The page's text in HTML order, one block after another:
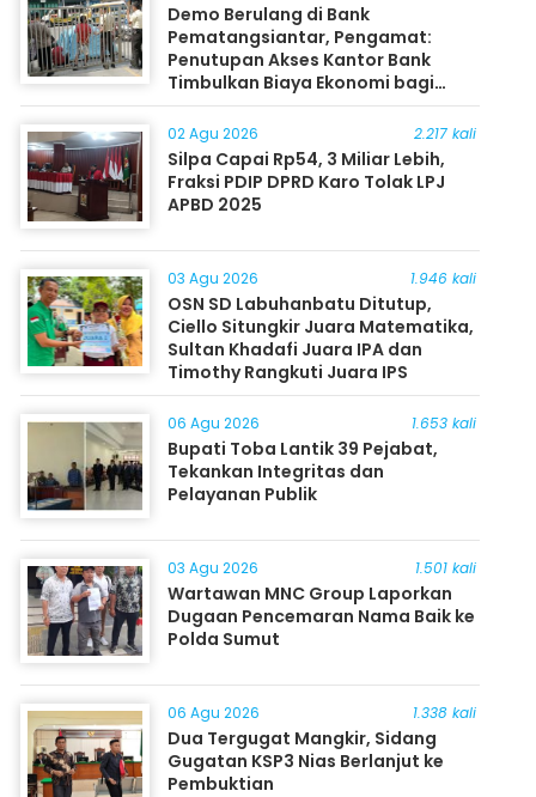
Demo Berulang di Bank
Pematangsiantar, Pengamat:
Penutupan Akses Kantor Bank
Timbulkan Biaya Ekonomi bagi
Masyarakat
02 Agu 2026 2.217 kali
Silpa Capai Rp54, 3 Miliar Lebih,
Fraksi PDIP DPRD Karo Tolak LPJ
APBD 2025
03 Agu 2026 1.946 kali
OSN SD Labuhanbatu Ditutup,
Ciello Situngkir Juara Matematika,
Sultan Khadafi Juara IPA dan
Timothy Rangkuti Juara IPS
06 Agu 2026 1.653 kali
Bupati Toba Lantik 39 Pejabat,
Tekankan Integritas dan
Pelayanan Publik
03 Agu 2026 1.501 kali
Wartawan MNC Group Laporkan
Dugaan Pencemaran Nama Baik ke
Polda Sumut
06 Agu 2026 1.338 kali
Dua Tergugat Mangkir, Sidang
Gugatan KSP3 Nias Berlanjut ke
Pembuktian